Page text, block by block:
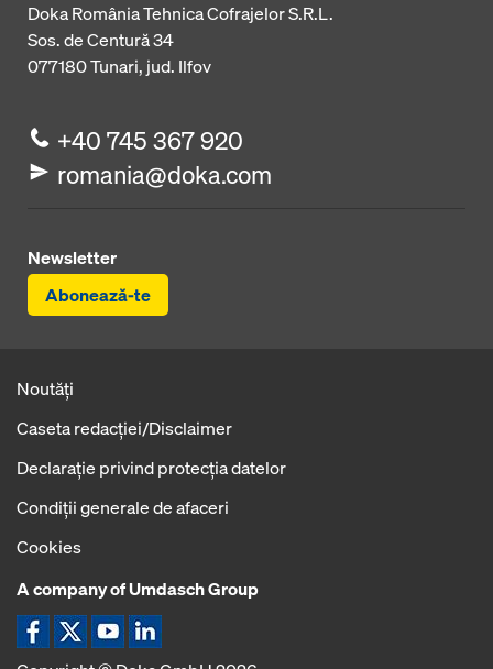
Doka România Tehnica Cofrajelor S.R.L.
Sos. de Centură 34
077180Tunari, jud. Ilfov
+40 745 367 920
romania@doka.com
Newsletter
Abonează-te
Noutăți
Caseta redacţiei/Disclaimer
Declaraţie privind protecţia datelor
Condiţii generale de afaceri
Cookies
A company of Umdasch Group
Icoană Facebook
Icoană XIcoană YouTube
Icoană LinkedIn